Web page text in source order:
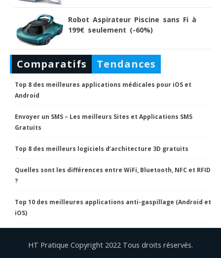
Robot Aspirateur Piscine sans Fi à
199€ seulement (-60%)
Comparatifs Tendances
Top 8 des meilleures applications médicales pour iOS et
Android
Envoyer un SMS – Les meilleurs Sites et Applications SMS
Gratuits
Top 8 des meilleurs logiciels d’architecture 3D gratuits
Quelles sont les différences entre WiFi, Bluetooth, NFC et RFID
?
Top 10 des meilleures applications anti-gaspillage (Android et
iOS)
HT Pratique Copyright 2022 Tous droits réservés.